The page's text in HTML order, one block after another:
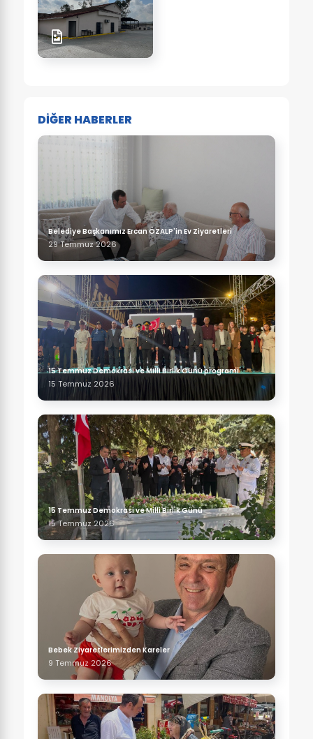
DİĞER HABERLER
Belediye Başkanımız Ercan ÖZALP'in Ev Ziyaretleri
29 Temmuz 2026
15 Temmuz Demokrasi ve Milli Birlik Günü programı
15 Temmuz 2026
15 Temmuz Demokrasi ve Milli Birlik Günü
15 Temmuz 2026
Bebek Ziyaretlerimizden Kareler
9 Temmuz 2026